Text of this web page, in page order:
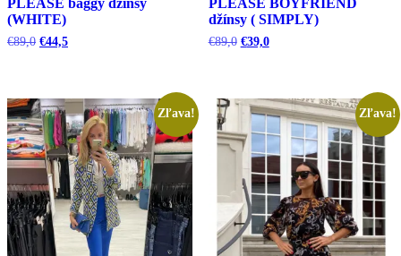
(WHITE)
€89,0 Pôvodná
€44,5Aktuálna
džínsy ( SIMPLY)
€89,0 Pôvodná
€39,0Aktuálna
Zľava! Zľava!